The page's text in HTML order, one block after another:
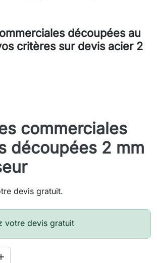
découpées au
critères sur devis acier 2
commerciales
découpées 2 mm
devis gratuit.
votre devis gratuit